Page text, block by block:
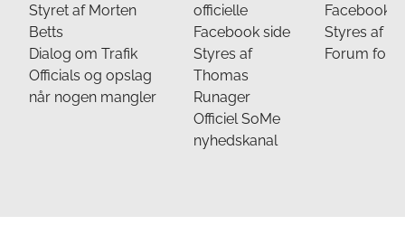
Styret af Morten
Betts
Dialog om Trafik
Officials og opslag
når nogen mangler
officielle
Facebook side
Styres af
Thomas
Runager
Officiel SoMe
nyhedskanal
Facebook
Styres af
Forum for